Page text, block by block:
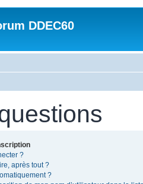
DDEC60
?
après tout ?
?